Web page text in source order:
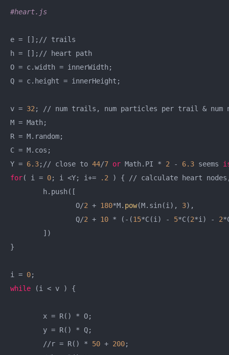
#heart.js
e = [];// trails
h = [];// heart path
O = c.width = innerWidth;
Q = c.height = innerHeight;
v = 32 ; // num trails, num particles per trail & num
M = Math;
R = M.random;
C = M.cos;
Y = 6.3;// close to 44/7 or Math.PI * 2 - 6.3 seems
for( i = 0; i <Y; i+= .2 ) { // calculate heart
		O/
2 + 180*M. pow(M.sin(i), 3),
		Q/
2 + 10 * (-(15*C(i) - 5*C(2*i) - 2
}
i = 0
while (i < v ) {
	//r = R() *
50 + 200;